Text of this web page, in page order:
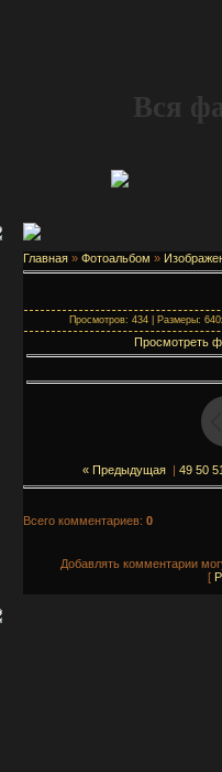
Вся
Главная » Фотоальбом »
Просмотров: 434 | Размеры:
Просмотреть
« Предыдущая | 49 50
Всего комментариев: 0
Добавлять комментарии
[